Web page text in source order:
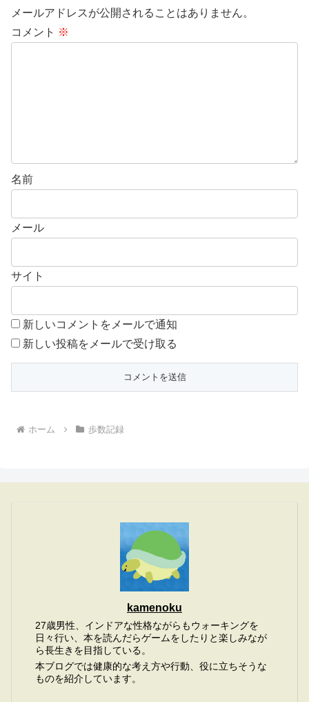
メールアドレスが公開されることはありません。
コメント ※
名前
メール
サイト
新しいコメントをメールで通知
新しい投稿をメールで受け取る
ホーム 歩数記録
kamenoku
27歳男性、インドアな性格ながらもウォーキングを
日々行い、本を読んだらゲームをしたりと楽しみなが
ら長生きを目指している。
本ブログでは健康的な考え方や行動、役に立ちそうな
ものを紹介しています。